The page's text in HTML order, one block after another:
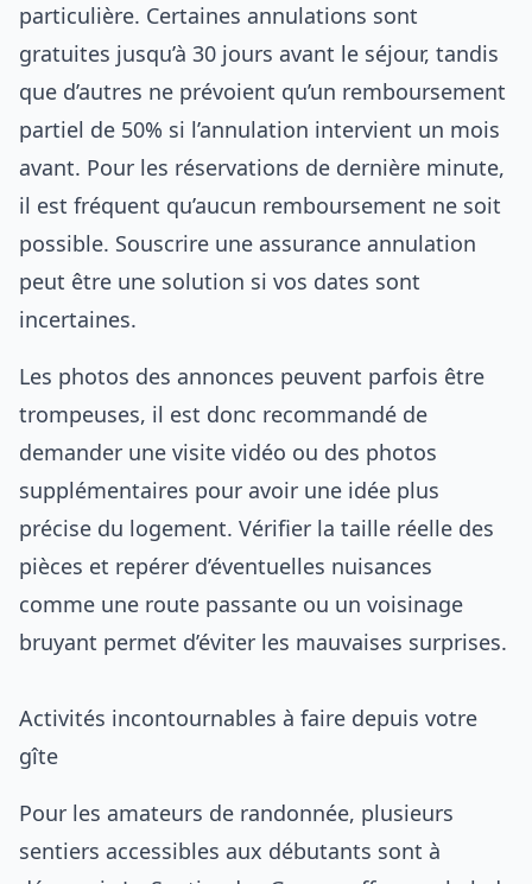
particulière. Certaines annulations sont
gratuites jusqu’à 30 jours avant le séjour, tandis
que d’autres ne prévoient qu’un remboursement
partiel de 50% si l’annulation intervient un mois
avant. Pour les réservations de dernière minute,
il est fréquent qu’aucun remboursement ne soit
possible. Souscrire une assurance annulation
peut être une solution si vos dates sont
incertaines.
Les photos des annonces peuvent parfois être
trompeuses, il est donc recommandé de
demander une visite vidéo ou des photos
supplémentaires pour avoir une idée plus
précise du logement. Vérifier la taille réelle des
pièces et repérer d’éventuelles nuisances
comme une route passante ou un voisinage
bruyant permet d’éviter les mauvaises surprises.
Activités incontournables à faire depuis votre
gîte
Pour les amateurs de randonnée, plusieurs
sentiers accessibles aux débutants sont à